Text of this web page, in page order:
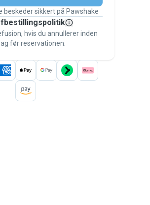
Dækkede bookinger
– fra den første
– for at være dækket
garantien.
beskeder sikkert på Pawshake
hvis du annullerer inden
før reservationen.